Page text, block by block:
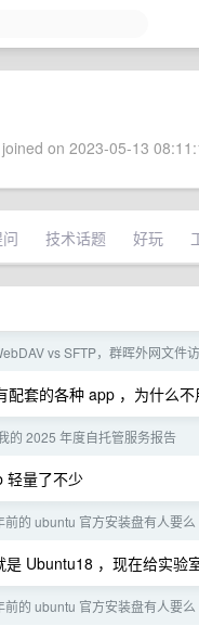
on 2023-05-13
技术话题 好玩
vs SFTP，群晖外网文件
套的各种 app ，为什么不
的 2025 年度自托管服务报告
轻量了不少
前的 ubuntu 官方安装盘有人要么
Ubuntu18 ，现在给实验
前的 ubuntu 官方安装盘有人要么